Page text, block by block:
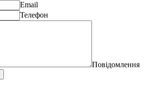
Email
Телефон
Повідомлення